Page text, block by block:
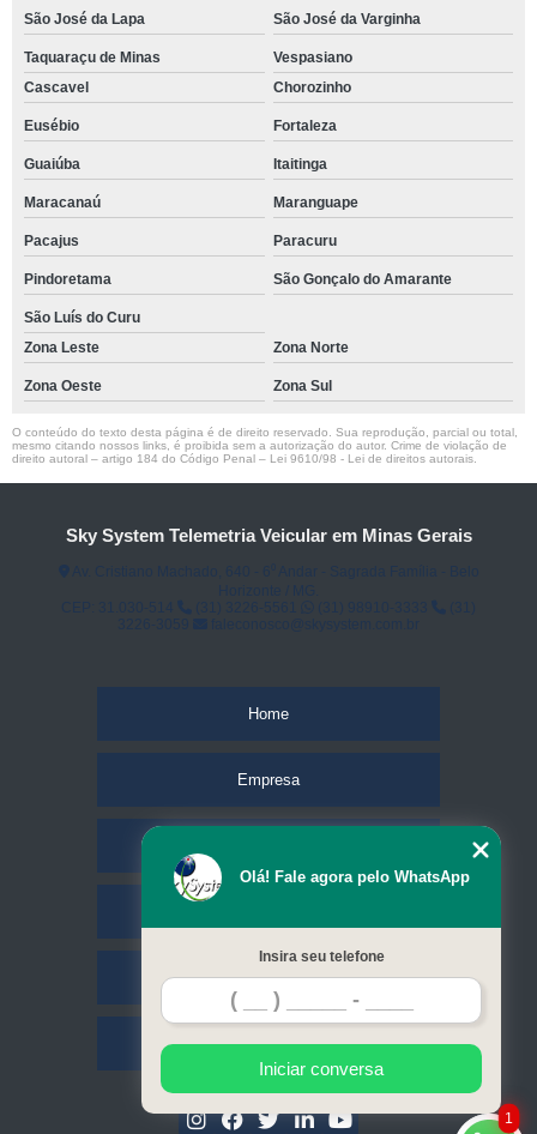
São José da Lapa São José da Varginha
Taquaraçu de Minas
Vespasiano
Cascavel
Chorozinho
Eusébio Fortaleza
Guaiúba Itaitinga
Maracanaú Maranguape
Pacajus Paracuru
Pindoretama São Gonçalo do Amarante
São Luís do Curu
Zona Leste
Zona Norte
Zona Oeste Zona Sul
O conteúdo do texto desta página é de direito reservado. Sua reprodução, parcial ou total,
mesmo citando nossos links, é proibida sem a autorização do autor. Crime de violação de
direito autoral – artigo 184 do Código Penal – Lei 9610/98 - Lei de direitos autorais
Sky System Telemetria Veicular em Minas Gerais
Home
Empresa
Contato
Mapa do site
1
Olá! Fale agora pelo WhatsApp
Insira seu telefone
Iniciar conversa